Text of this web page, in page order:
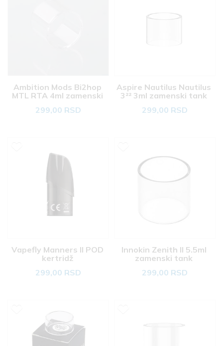
Ambition Mods Bi2hop
MTL RTA 4ml zamenski
299,00 RSD
Aspire Nautilus Nautilus
3²² 3ml zamenski tank
299,00 RSD
Vapefly Manners II POD
kertridž
299,00 RSD
Innokin Zenith II 5.5ml
zamenski tank
299,00 RSD